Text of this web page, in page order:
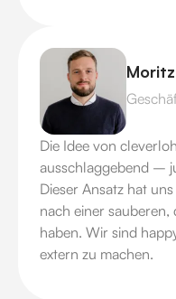
Die Idee von
ausschlaggebend –
Dieser Ansatz hat
nach einer
haben. Wir sind
extern zu machen.